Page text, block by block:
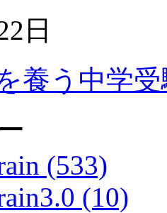
日
養う中学
(533)
(10)